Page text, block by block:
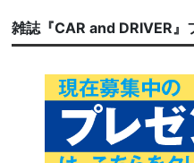
雑誌『CAR and DRIVER』